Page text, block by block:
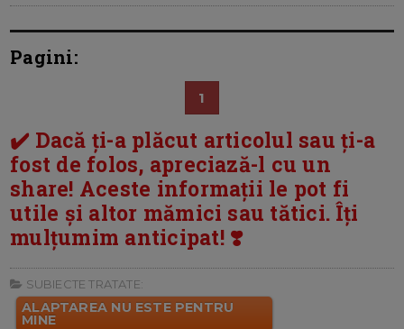
Pagini:
1
✔️ Dacă ți-a plăcut articolul sau ți-a
fost de folos, apreciază-l cu un
share! Aceste informații le pot fi
utile și altor mămici sau tătici. Îți
mulțumim anticipat! ❣️
SUBIECTE TRATATE:
ALAPTAREA NU ESTE PENTRU
MINE